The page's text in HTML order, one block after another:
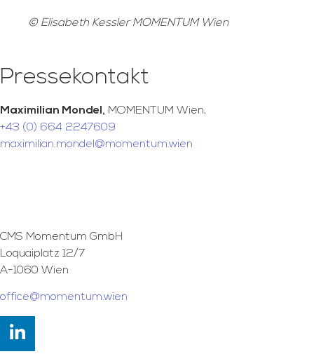
© Elisabeth Kessler MOMENTUM Wien
Pressekontakt
Maximilian Mondel, MOMENTUM Wien,
+43 (0) 664 2247609
maximilian.mondel@momentum.wien
CMS Momentum GmbH
Loquaiplatz 12/7
A-1060 Wien
office@momentum.wien